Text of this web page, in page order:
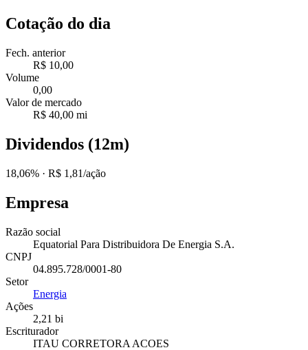
Cotação do dia
Fech. anterior
R$ 10,00
Volume
0,00
Valor de mercado
R$ 40,00 mi
Dividendos (12m)
18,06% · R$ 1,81/ação
Empresa
Razão social
Equatorial Para Distribuidora De Energia S.A.
CNPJ
04.895.728/0001-80
Setor
Energia
Ações
2,21 bi
Escriturador
ITAU CORRETORA ACOES